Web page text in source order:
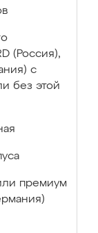
(Россия),
с
без этой
премиум